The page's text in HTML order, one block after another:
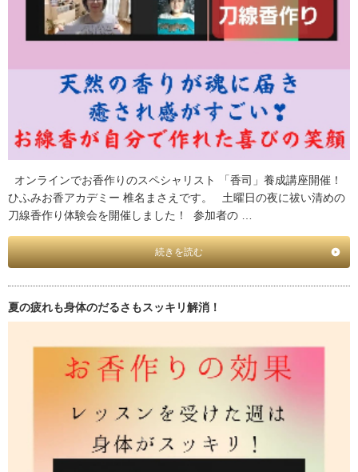
オンラインでお香作りのスペシャリスト 「香司」養成講座開催！
ひふみお香アカデミー 椎名まさえです。 土曜日の夜に祓い清めの
刀線香作り体験会を開催しました！ 参加者の …
続きを読む
夏の疲れも身体のだるさもスッキリ解消！